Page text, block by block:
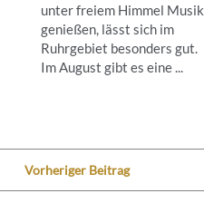
unter freiem Himmel Musik
genießen, lässt sich im
Ruhrgebiet besonders gut.
Im August gibt es eine ...
Vorheriger Beitrag